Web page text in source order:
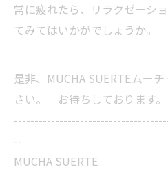
常に疲れたら、リラクゼーシ
てみてはいかがでしょうか。
是非、MUCHA SUERTEムー
さい。 お待ちしております。
--
MUCHA SUERTE